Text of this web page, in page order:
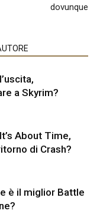
dovunque
a Skyrim?
About Time,
di Crash?
è il miglior Battle